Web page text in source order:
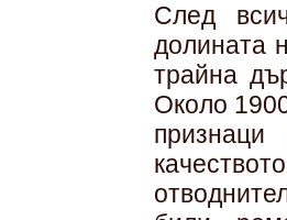
След
долината
трайна
Около